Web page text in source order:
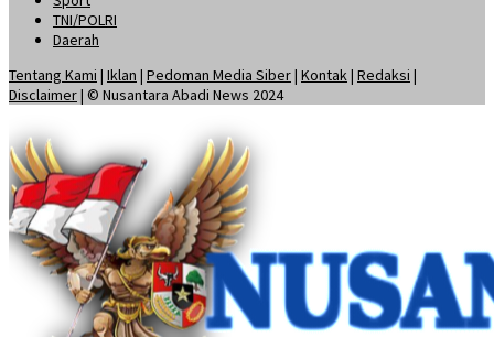
TNI/POLRI
Daerah
Tentang Kami | Iklan | Pedoman Media Siber| Kontak| Redaksi |
Disclaimer| © Nusantara Abadi News 2024